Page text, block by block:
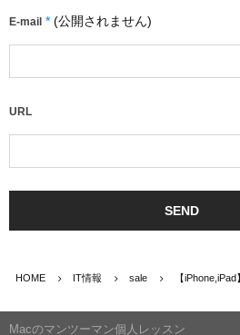
E-mail * (公開されません)
URL
HOME IT情報 sale 【
Macのマンツーマン個人レッスン